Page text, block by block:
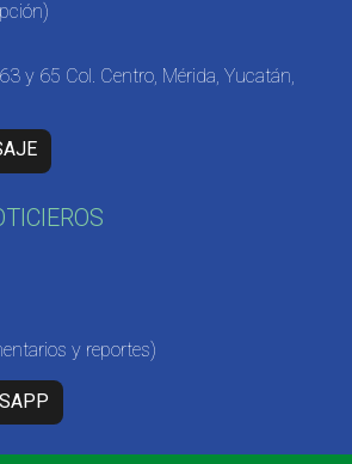
y 65 Col. Centro, Mérida, Yucatán,
y reportes)